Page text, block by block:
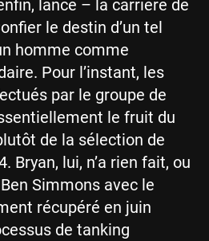
lancé – la carrière de
le destin d’un tel
homme comme
Pour l’instant, les
par le groupe de
le fruit du
de la sélection de
Bryan, lui, n’a rien fait, ou
Simmons avec le
récupéré en juin
de tanking